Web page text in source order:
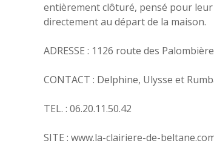
entièrement clôturé, pensé pour leur
directement au départ de la maison.
ADRESSE : 1126 route des
CONTACT : Delphine, Ulysse et
TEL. : 06.20.11.50.42
SITE : www.la-clairiere-de-